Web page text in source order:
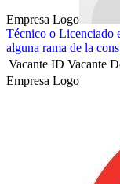
Empresa Logo
Técnico o Licenciado
alguna rama de la
Vacante ID Vacante
Empresa Logo